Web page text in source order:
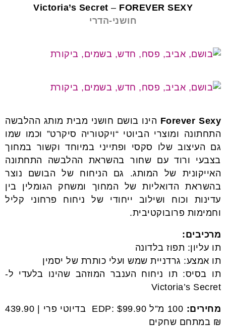
Victoria’s Secret – FOREVER SEXY
חושני-הדרי
Forever Sexy הינו בושם חושני מבית מותג ההלבשה
התחתונה ומוצרי הביוטי “ויקטוריה סיקרט” וכמו שמו
גם העיצוב שלו סקסי ופתייני במיוחד וקשור במחוך
בצבעי ורוד עם שחור בהשראת ההלבשה התחתונה
האייקונית של המותג. גם הניחוח של הבושם נוצר
בהשראת הדואליות של המחוך ומשחק הגומלין בין
עדינות וכוח ושילוב ייחודי של ניחוח פרחוני קליל
וחמימות פרובוקטיבית.
מרכיבים:
תו עליון: תפוז בלדונה
תו אמצע: גרדניית שמש ועלי כותרת של יסמין
תו בסיס: תו ניחוח הענבר המוזהב שהינו בלעדי ל-
Victoria’s Secret
מחירים:
100 מ”ל EDP: $99.90 בדיוטי פרי | 439.90
₪ במתחם שחקים